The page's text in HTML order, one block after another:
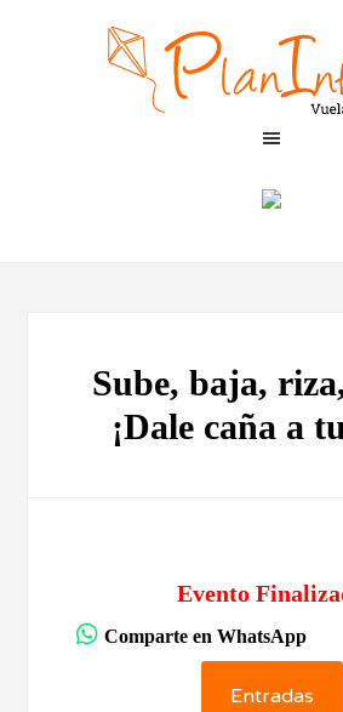
Sube, baja,
¡Dale caña a
Evento
Comparte en WhatsApp
Entradas